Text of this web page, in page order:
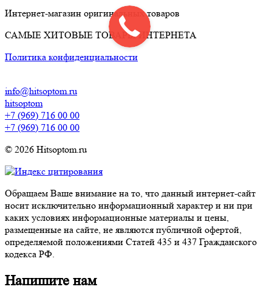
Интернет-магазин оригинальных товаров
САМЫЕ ХИТОВЫЕ ТОВАРЫ ИНТЕРНЕТА
Политика конфиденциальности
info@hitsoptom.ru
hitsoptom
+7 (969) 716 00 00
+7 (969) 716 00 00
© 2026 Hitsoptom.ru
Обращаем Ваше внимание на то, что данный интернет-сайт
носит исключительно информационный характер и ни при
каких условиях информационные материалы и цены,
размещенные на сайте, не являются публичной офертой,
определяемой положениями Статей 435 и 437 Гражданского
кодекса РФ.
Напишите нам